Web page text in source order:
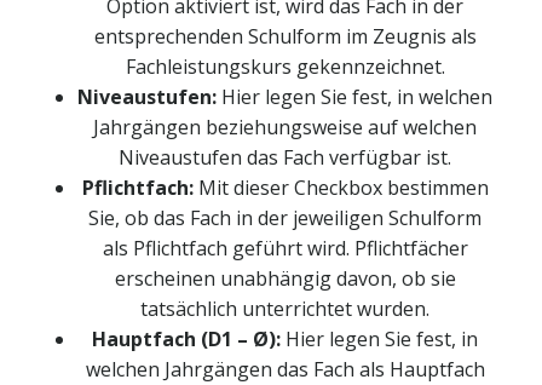
Option aktiviert ist, wird das Fach in der
entsprechenden Schulform im Zeugnis als
Fachleistungskurs gekennzeichnet.
Niveaustufen: Hier legen Sie fest, in welchen
Jahrgängen beziehungsweise auf welchen
Niveaustufen das Fach verfügbar ist.
Pflichtfach:Mit dieser Checkbox bestimmen
Sie, ob das Fach in der jeweiligen Schulform
als Pflichtfach geführt wird. Pflichtfächer
erscheinen unabhängig davon, ob sie
tatsächlich unterrichtet wurden.
Hauptfach (D1 – Ø): Hier legen Sie fest, in
welchen Jahrgängen das Fach als Hauptfach